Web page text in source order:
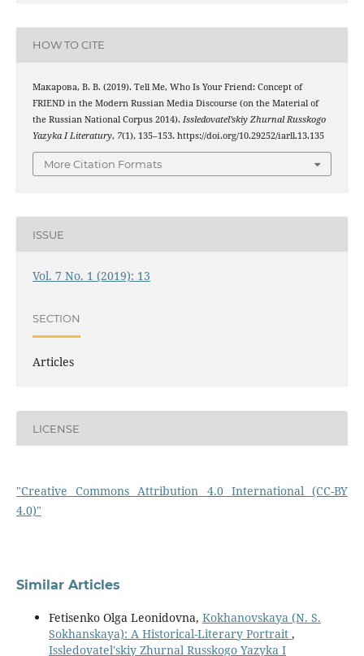
HOW TO CITE
Макарова, В. В. (2019). Tell Me, Who Is Your Friend: Concept of
FRIEND in the Modern Russian Media Discourse (on the Material of
the Russian National Corpus 2014). Issledovatel’skiy Zhurnal Russkogo
Yazyka I Literatury, 7(1), 135–153. https://doi.org/10.29252/iarll.13.135
More Citation Formats
ISSUE
Vol. 7 No. 1 (2019): 13
SECTION
Articles
LICENSE
"Creative Commons Attribution 4.0 International (CC-BY
4.0)"
Similar Articles
Fetisenko Olga Leonidovna, Kokhanovskaya (N. S.
Sokhanskaya): A Historical-Literary Portrait ,
Issledovatel'skiy Zhurnal Russkogo Yazyka I